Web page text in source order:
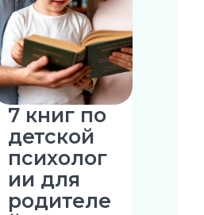
7 книг по
детской
психолог
ии для
родителе